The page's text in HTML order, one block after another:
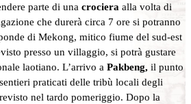
parte di una crociera alla volta di
che durerà circa 7 ore si potranno
di Mekong, mitico fiume del sud-est
presso un villaggio, si potrà gustare
laotiano. L’arrivo a Pakbeng, il punto
praticati delle tribù locali degli
nel tardo pomeriggio. Dopo la